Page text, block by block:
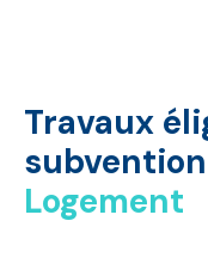
Travaux
subvention
Logement